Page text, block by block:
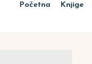
Početna Knjige